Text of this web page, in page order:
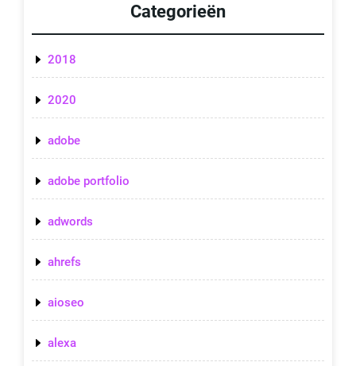
Categorieën
2018
2020
adobe
adobe portfolio
adwords
ahrefs
aioseo
alexa